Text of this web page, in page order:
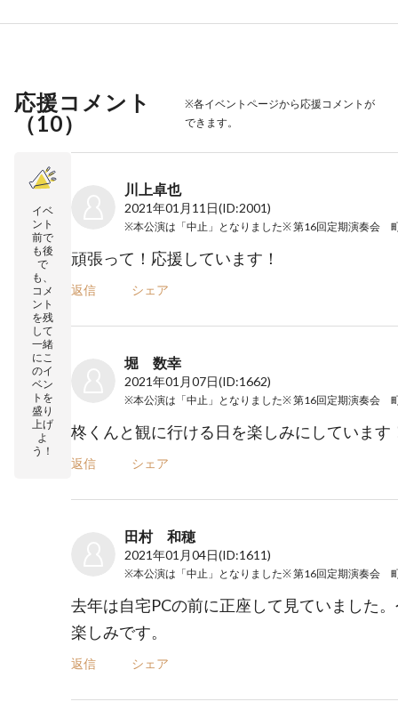
応援コメント
（10）
※各イベントページから応援コメントが
できます。
イベ
ント
前で
も後
で
も、
コメ
ント
を残
して
一緒
にこ
のイ
ベン
トを
盛り
上げ
よ
う！
川上卓也
2021年01月11日(ID:2001)
頑張って！応援しています！
返信 シェア
堀 数幸
2021年01月07日(ID:1662)
柊くんと観に行ける日を楽しみにしています
返信 シェア
田村 和穂
2021年01月04日(ID:1611)
去年は自宅PCの前に正座して見ていました
楽しみです。
返信 シェア